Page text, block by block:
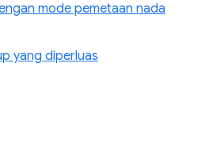
mode pemetaan nada
yang diperluas